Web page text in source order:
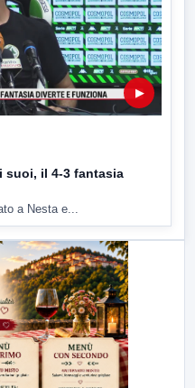
▶
suoi, il 4-3 fantasia
a Nesta e...